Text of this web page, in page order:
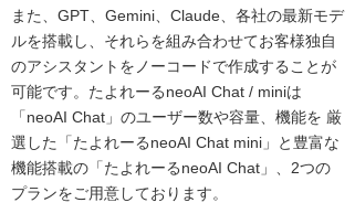
また、GPT、Gemini、Claude、各社の最新モデ
ルを搭載し、それらを組み合わせてお客様独自
のアシスタントをノーコードで作成することが
可能です。たよれーるneoAI Chat / miniは
「neoAI Chat」のユーザー数や容量、機能を 厳
選した「たよれーるneoAI Chat mini」と豊富な
機能搭載の「たよれーるneoAI Chat」、2つの
プランをご用意しております。